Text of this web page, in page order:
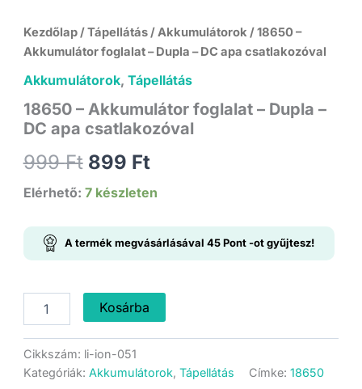
Kezdőlap/Tápellátás/Akkumulátorok / 18650 –
Akkumulátor foglalat – Dupla – DC apa csatlakozóval
Akkumulátorok, Tápellátás
18650 – Akkumulátor foglalat – Dupla –
DC apa csatlakozóval
999Ft Original
price
was:
999 Ft.
899 FtCurrent
price
is:
899 Ft.
Elérhető: 7 készleten
A termék megvásárlásával 45Pont-ot gyűjtesz!
foglalat
Dupla
Kosárba
Cikkszám: li-ion-051
Kategóriák: Akkumulátorok, Tápellátás Címke: 18650